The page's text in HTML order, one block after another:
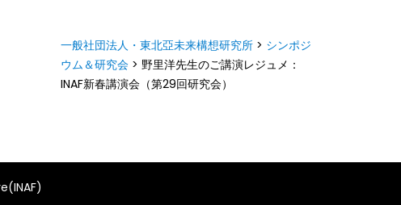
一般社団法人・東北亞未来構想研究所> シンポジ
ウム＆研究会> 野里洋先生のご講演レジュメ：
INAF新春講演会（第29回研究会）